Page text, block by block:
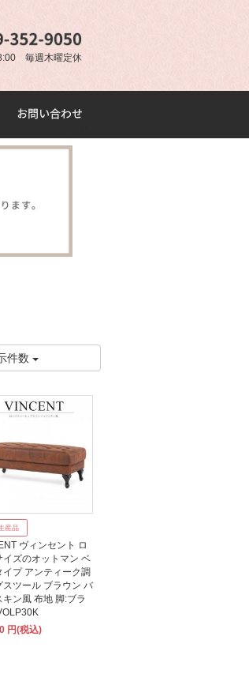
毎週木曜定休
件数
産品
ヴィンセント ロ
イズのオットマン ベ
イプ アンティーク調
スツール ブラウン バ
キン風 布地 脚:ブラ
円(税込)
×